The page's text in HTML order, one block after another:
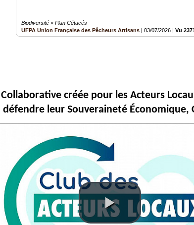
Biodiversité » Plan Cétacés
UFPA Union Française des Pêcheurs Artisans | 03/07/2026 | Vu
créée pour les Acteurs
leur Souveraineté